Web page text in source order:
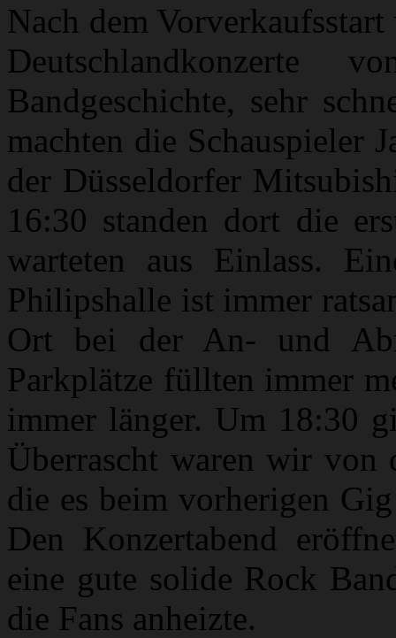
Nach dem
Deutschlandkonzerte
Bandgeschichte, sehr
machten die Schauspieler
der Düsseldorfer
16:30 standen dort die
warteten aus Einlass.
Philipshalle ist immer
Ort bei der An- und
Parkplätze füllten immer
immer länger. Um 18:30
Überrascht waren wir von
die es beim vorherigen
Den Konzertabend
eine gute solide Rock
die Fans anheizte.